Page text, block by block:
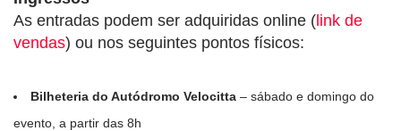
As entradas podem ser adquiridas online (link de
vendas) ou nos seguintes pontos físicos:
Bilheteria do Autódromo Velocitta – sábado e domingo do
evento, a partir das 8h